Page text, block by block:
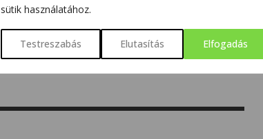
sütik használatához.
Testreszabás Elutasítás Elfogadás